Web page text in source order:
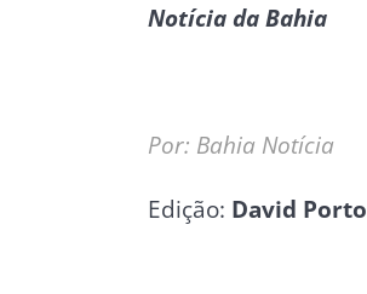
Notícia da Bahia
Por: Bahia Notícia
Edição: David Porto